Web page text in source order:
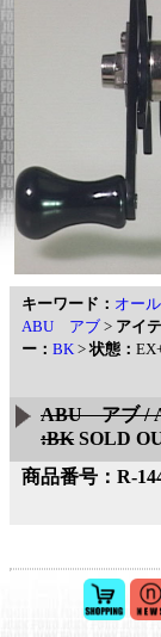
キーワード： オー
ABU アブ > アイ
ー： BK >状態：
ABU アブ /
:BK SOLD
商品番号：R-